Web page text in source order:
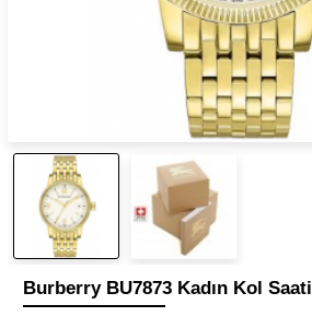
Burberry BU7873 Kadın Kol Saati